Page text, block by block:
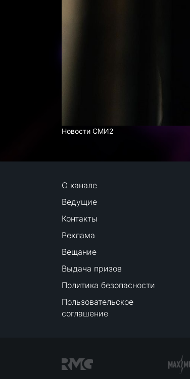
Новости СМИ2
О канале
Ведущие
Контакты
Реклама
Вещание
Выдача призов
Политика безопасности
Пользовательское
соглашение